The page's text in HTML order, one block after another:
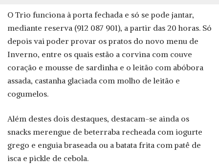
O Trio funciona à porta fechada e só se pode jantar,
mediante reserva (912 087 901), a partir das 20 horas. Só
depois vai poder provar os pratos do novo menu de
Inverno, entre os quais estão a corvina com couve
coração e mousse de sardinha e o leitão com abóbora
assada, castanha glaciada com molho de leitão e
cogumelos.
Além destes dois destaques, destacam-se ainda os
snacks merengue de beterraba recheada com iogurte
grego e enguia braseada ou a batata frita com patê de
isca e pickle de cebola.